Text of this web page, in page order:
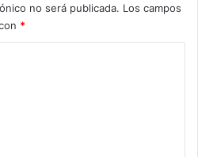
no será publicada. Los campos
*